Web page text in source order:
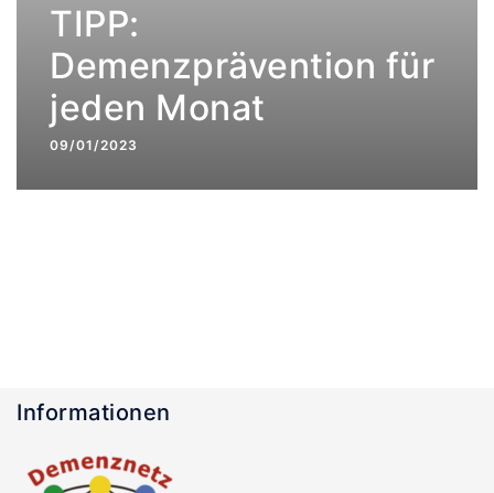
TIPP:
Demenzprävention für
jeden Monat
09/01/2023
Informationen